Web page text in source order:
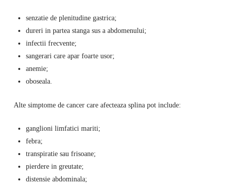
senzatie de plenitudine gastrica;
dureri in partea stanga sus a abdomenului;
infectii frecvente;
sangerari care apar foarte usor;
anemie;
oboseala.
Alte simptome de cancer care afecteaza splina pot include:
ganglioni limfatici mariti;
febra;
transpiratie sau frisoane;
pierdere in greutate;
distensie abdominala;